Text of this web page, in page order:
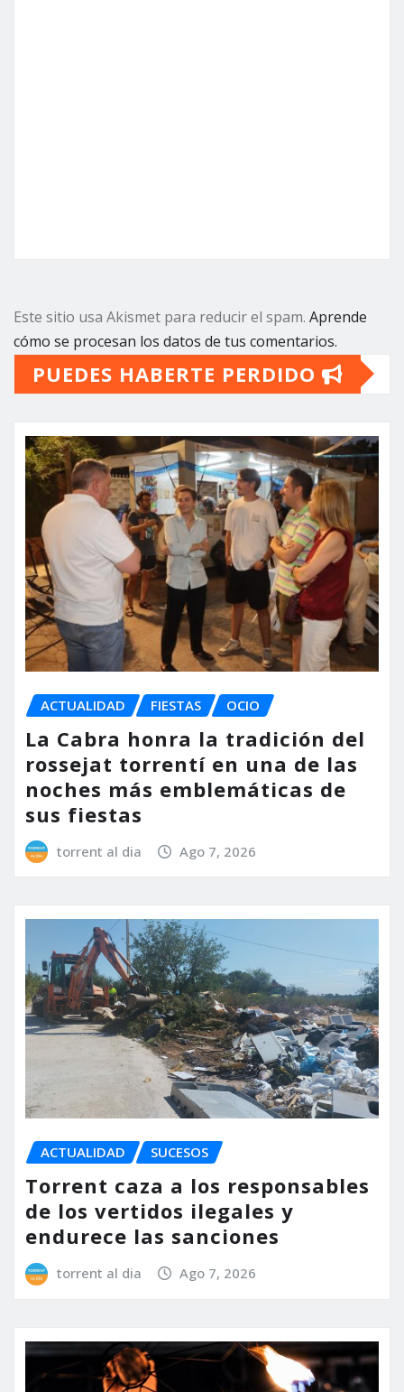
Este sitio usa Akismet para reducir el spam. Aprende
cómo se procesan los datos de tus comentarios.
PUEDES HABERTE PERDIDO
ACTUALIDAD FIESTAS OCIO
La Cabra honra la tradición del
rossejat torrentí en una de las
noches más emblemáticas de
sus fiestas
torrent al dia Ago 7, 2026
ACTUALIDAD SUCESOS
Torrent caza a los responsables
de los vertidos ilegales y
endurece las sanciones
torrent al dia Ago 7, 2026